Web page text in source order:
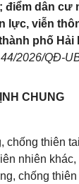
điểm dân cư
lực, viễn
phố Hải
2026/QĐ-
CHUNG
chống thiên
nhiên
chống